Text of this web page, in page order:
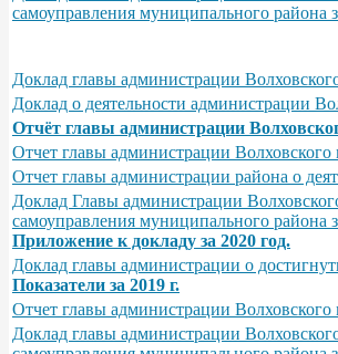
самоуправления муниципального района
Доклад главы администрации
Доклад о деятельности администрации
Отчёт главы администрации
Отчет главы администрации Волховского
Отчет главы администрации района о
Доклад Главы администрации
самоуправления муниципального района
Приложение к докладу за 2020 год.
Доклад главы администрации о
Показатели за 2019 г.
Отчет главы администрации Волховского
Доклад главы администрации